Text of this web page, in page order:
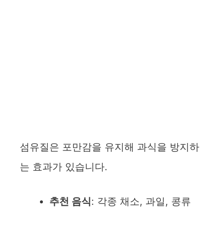
섬유질은 포만감을 유지해 과식을 방지하
는 효과가 있습니다.
추천 음식: 각종 채소, 과일, 콩류